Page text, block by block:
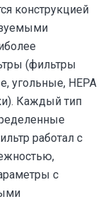
конструкцией
(фильтры
угольные, HEPA
Каждый тип
работал с
с